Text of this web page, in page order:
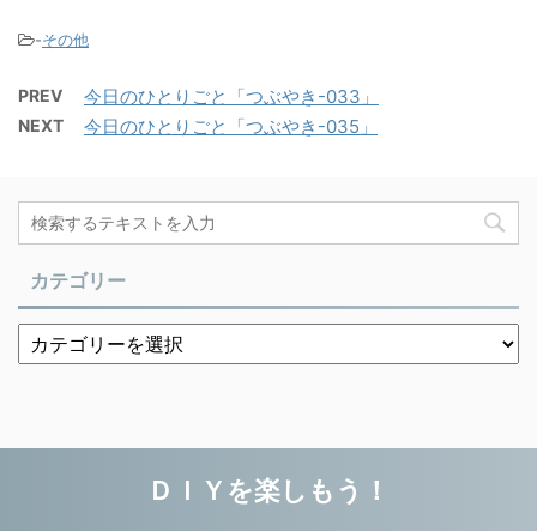
-その他
PREV 今日のひとりごと「つぶやき-033」
NEXT 今日のひとりごと「つぶやき-035」
カテゴリー
ＤＩＹを楽しもう！